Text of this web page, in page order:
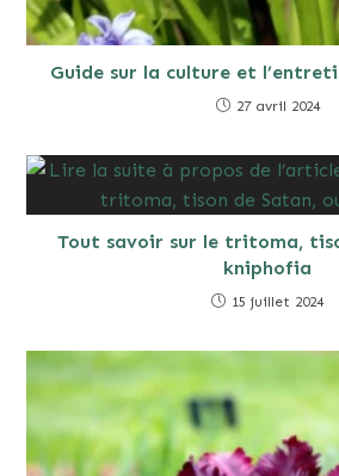
Guide sur la culture et
27 avril 2024
Tout savoir sur le tritoma,
kniphofia
15 juillet 2024